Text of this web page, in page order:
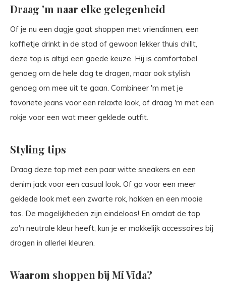
Draag 'm naar elke gelegenheid
Of je nu een dagje gaat shoppen met vriendinnen, een
koffietje drinkt in de stad of gewoon lekker thuis chillt,
deze top is altijd een goede keuze. Hij is comfortabel
genoeg om de hele dag te dragen, maar ook stylish
genoeg om mee uit te gaan. Combineer 'm met je
favoriete jeans voor een relaxte look, of draag 'm met een
rokje voor een wat meer geklede outfit.
Styling tips
Draag deze top met een paar witte sneakers en een
denim jack voor een casual look. Of ga voor een meer
geklede look met een zwarte rok, hakken en een mooie
tas. De mogelijkheden zijn eindeloos! En omdat de top
zo'n neutrale kleur heeft, kun je er makkelijk accessoires bij
dragen in allerlei kleuren.
Waarom shoppen bij Mi Vida?